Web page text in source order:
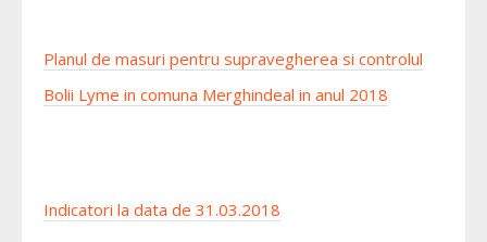
Planul de masuri pentru supravegherea si controlul
Bolii Lyme in comuna Merghindeal in anul 2018
Indicatori la data de 31.03.2018